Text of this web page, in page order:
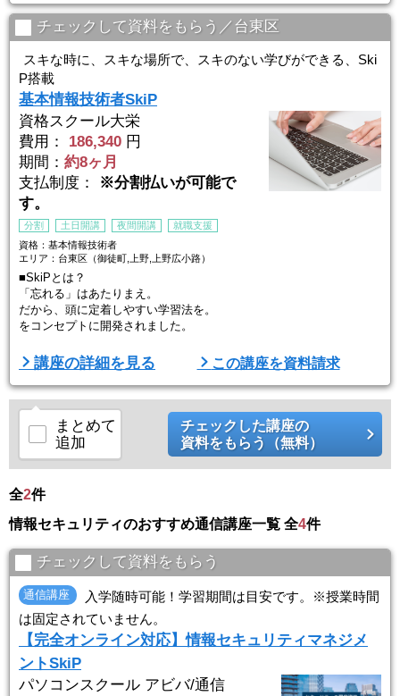
スキのない新学習法「SkiP」で、頭に定着しやすい学習を目指しま
す。
（１）短時間で、情報セキュリティマネジメントの全体像を把握（Ho
p講座）
→やみくもな暗記ではなく、まずは全体像を把握することが合格へ
の近道です。
（２）約5分で、ポイントをつ ...
チェックして資料をもらう／台東区
スキな時に、スキな場所で、スキのない学びができる、Ski
P搭載
基本情報技術者SkiP
資格スクール大栄
費用：
186,340 円
期間： 約8ヶ月
支払制度：
※分割払いが可能で
す。
分割 土日開講 夜間開講
就職支援
資格：基本情報技術者
エリア：台東区（御徒町,上野,上野広小路）
■SkiPとは？
「忘れる」はあたりまえ。
だから、頭に定着しやすい学習法を。
をコンセプトに開発されました。
■講座の特徴
①今から始める人も、仕事が忙しい人も
スキのない新学習法「SkiP」で、頭に定着しやすい学習を目指しま
（１）短時間で、基本情報技術者の全体像を把握（HOP講座）
→やみくもな暗記ではなく、まずは全体像を把握することが合格への
近道です。
（２）約5分で、ポイントをつかむ（STEP講座）
→1回約5分で、基本情報技術者合格ポイントを学習します。
→全体像を理 ...
講座の詳細を見る この講座を資料請求
まとめて
追加
チェックした講座の
資料をもらう（無料）
全2件
情報セキュリティのおすすめ通信講座一覧 全4件
チェックして資料をもらう
通信講座
入学随時可能！学習期間は目安です。※授業時間
は固定されていません。
【完全オンライン対応】情報セキュリティマネジメ
ントSkiP
パソコンスクール アビバ/通信